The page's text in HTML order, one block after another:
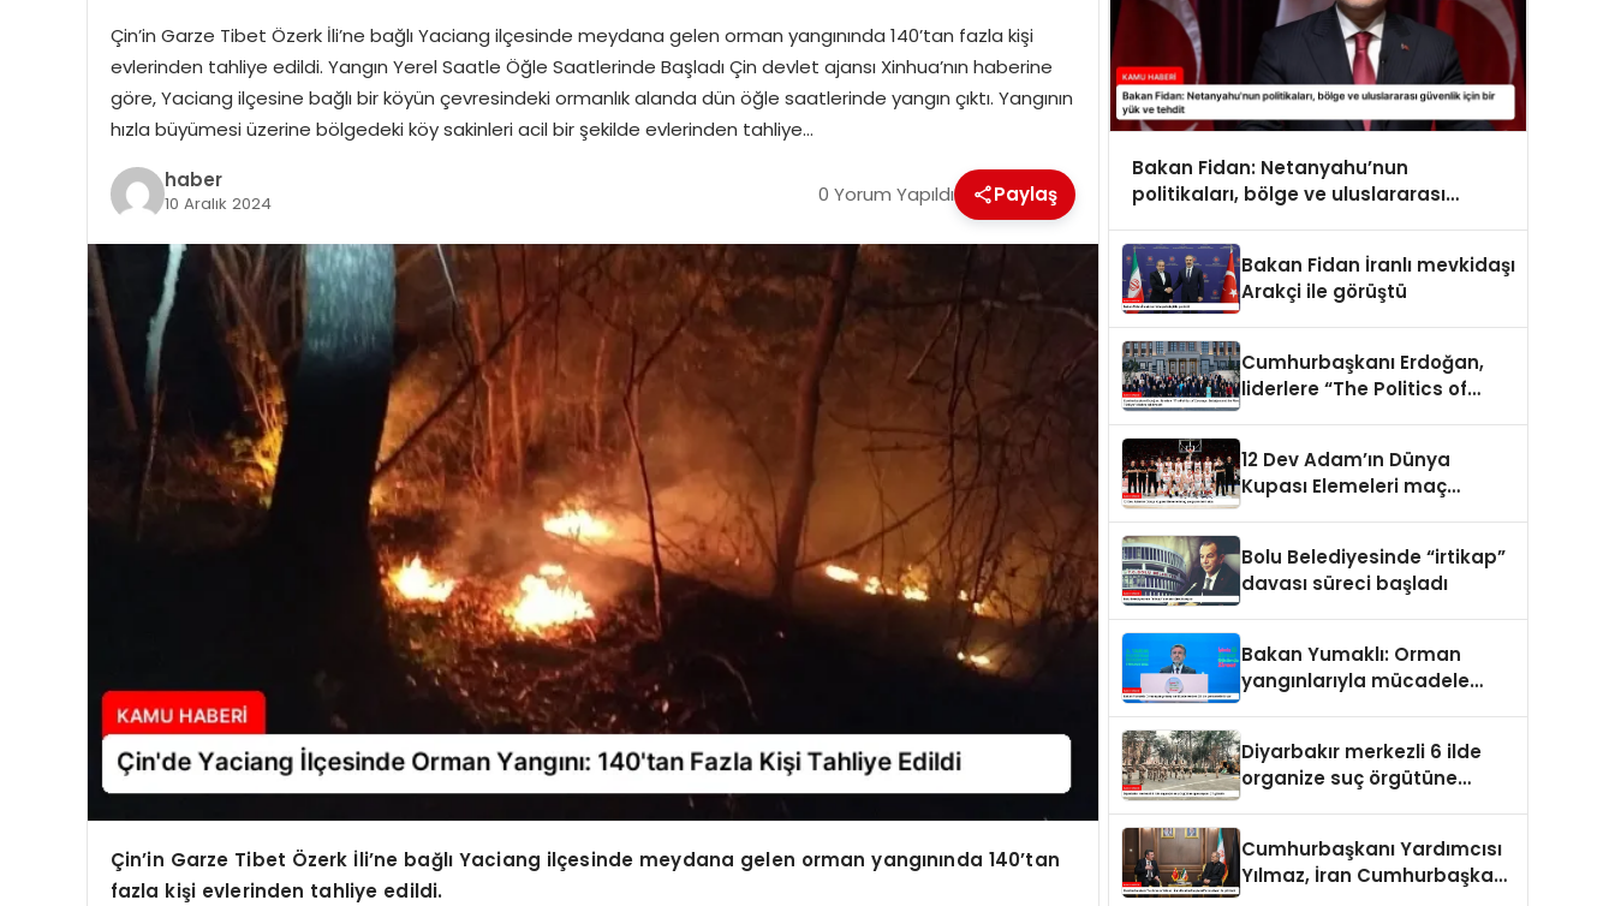
Çin’in Garze Tibet Özerk İli’ne bağlı Yaciang ilçesinde meydana gelen orman yangınında 140’tan fazla kişi
evlerinden tahliye edildi. Yangın Yerel Saatle Öğle Saatlerinde Başladı Çin devlet ajansı Xinhua’nın haberine
göre, Yaciang ilçesine bağlı bir köyün çevresindeki ormanlık alanda dün öğle saatlerinde yangın çıktı. Yangının
hızla büyümesi üzerine bölgedeki köy sakinleri acil bir şekilde evlerinden tahliye…
haber
10 Aralık 2024 0 Yorum Yapıldı Paylaş
Çin’in Garze Tibet Özerk İli’ne bağlı Yaciang ilçesinde meydana gelen orman yangınında 140’tan
fazla kişi evlerinden tahliye edildi.
Bakan Fidan: Netanyahu’nun
politikaları, bölge ve uluslararası
Bakan Fidan İranlı mevkidaşı
Arakçi ile görüştü
Cumhurbaşkanı Erdoğan,
liderlere “The Politics of
takdim etti
12 Dev Adam’ın Dünya
Kupası Elemeleri maç
Bolu Belediyesinde “irtikap”
davası süreci başladı
Bakan Yumaklı: Orman
yangınlarıyla mücadele
Diyarbakır merkezli 6 ilde
organize suç örgütüne
Cumhurbaşkanı Yardımcısı
Yılmaz, İran Cumhurbaşkanı